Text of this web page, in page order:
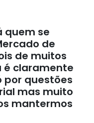
quem se
de
de muitos
é claramente
por questões
mas muito
mantermos